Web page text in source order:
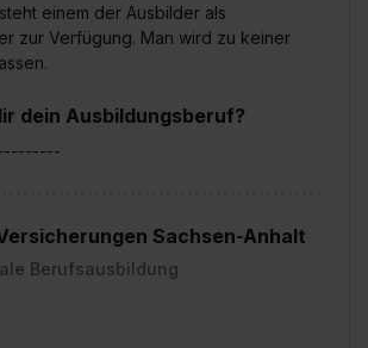
einem der Ausbilder als
zur Verfügung. Man wird zu keiner
dein Ausbildungsberuf?
Sachsen-Anhalt
Berufsausbildung